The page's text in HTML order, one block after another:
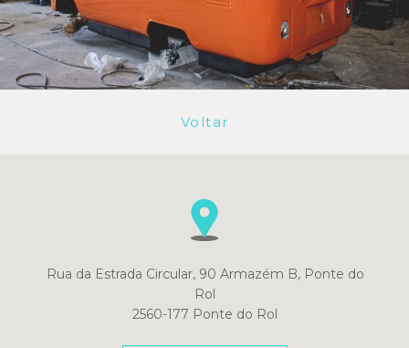
Voltar
Rua da Estrada Circular, 90 Armazém B, Ponte do
Rol
2560-177 Ponte do Rol